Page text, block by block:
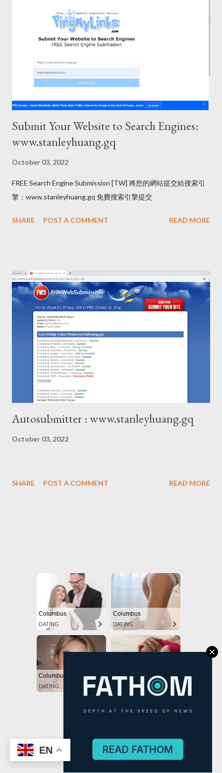
Submit Your Website to Search Engines:
www.stanleyhuang.gq
October 03, 2022
FREE Search Engine Submission [TW] 將您的網站提交給搜索引
擎：www.stanleyhuang.gq 免費搜索引擎提交
SHARE POST A COMMENT READ MORE
Autosubmitter : www.stanleyhuang.gq
October 03, 2022
SHARE POST A COMMENT READ MORE
EN (C) CitySky Wallpapers Download.